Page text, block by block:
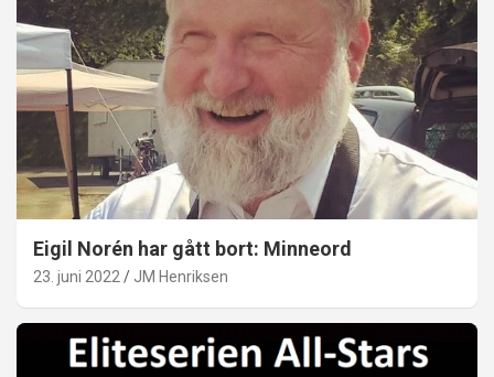
Eigil Norén har gått bort: Minneord
23. juni 2022 JM Henriksen